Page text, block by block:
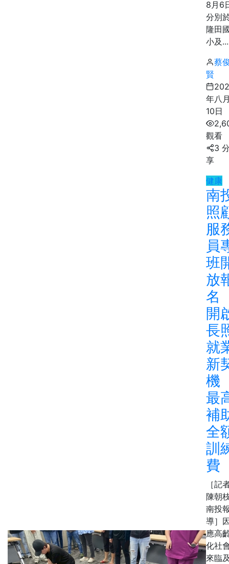
8月6
分別
隆田
小及...
蔡
賢
年八
10日
觀看
3
享
健康
南
照
服
員
班
放
開
長
就
新
機
最
補
全
訓
費
［記
陳朝
南投
導］
應高
化社
來臨